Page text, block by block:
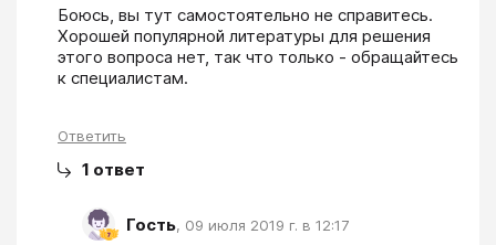
Боюсь, вы тут самостоятельно не справитесь.
Хорошей популярной литературы для решения
этого вопроса нет, так что только - обращайтесь
к специалистам.
Ответить
1 ответ
Гость, 09 июля 2019 г. в 12:17